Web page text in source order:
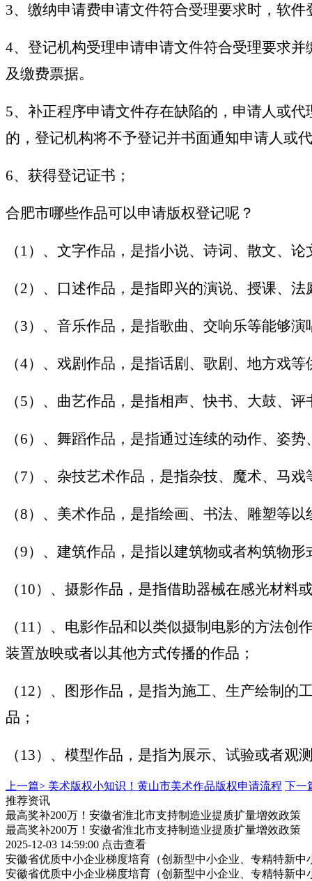
3、缴纳申请费申请文件符合受理要求时，软
4、登记机构受理申请申请文件符合受理要求
及缴费票据。
5、补正程序申请文件存在缺陷的，申请人或
的，登记机构将不予登记并书面通知申请人或
6、获得登记证书；
合肥市哪些作品可以申请版权登记呢？
（1）、文字作品，是指小说、诗词、散文、
（2）、口述作品，是指即兴的演说、授课、
（3）、音乐作品，是指歌曲、交响乐等能够
（4）、戏剧作品，是指话剧、歌剧、地方戏
（5）、曲艺作品，是指相声、快书、大鼓、
（6）、舞蹈作品，是指通过连续的动作、姿
（7）、杂技艺术作品，是指杂技、魔术、马
（8）、美术作品，是指绘画、书法、雕塑等
（9）、建筑作品，是指以建筑物或者构筑物
（10）、摄影作品，是指借助器械在感光材
（11）、电影作品和以类似摄制电影的方法
装置放映或者以其他方式传播的作品；
（12）、图形作品，是指为施工、生产绘制
品；
（13）、模型作品，是指为展示、试验或者
上一篇> 美术版权小知识！黄山市美术作品版权申请流程 下一
推荐资讯
最高奖补200万！安徽省淮北市支持制造业提质扩量增效政策
最高奖补200万！安徽省淮北市支持制造业提质扩量增效政策
2025-12-03 14:59:00 点击查看
安徽省优质中小企业梯度培育（创新型中小企业、专精特新中
安徽省优质中小企业梯度培育（创新型中小企业、专精特新中